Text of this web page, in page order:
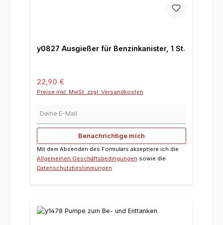
y0827 Ausgießer für Benzinkanister, 1 St.
Regulärer Preis:
22,90 €
Preise inkl. MwSt. zzgl. Versandkosten
Benachrichtige mich
Mit dem Absenden des Formulars akzeptiere ich die
Allgemeinen Geschäftsbedingungen sowie die
Datenschutzbestimmungen